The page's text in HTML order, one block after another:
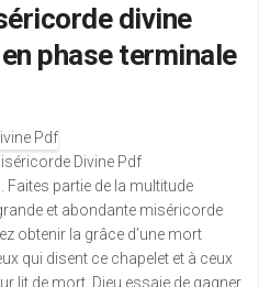
divine
phase terminale
Divine Pdf
Faites partie de la multitude
et abondante miséricorde
obtenir la grâce d’une mort
qui disent ce chapelet et à ceux
lit de mort. Dieu essaie de gagner